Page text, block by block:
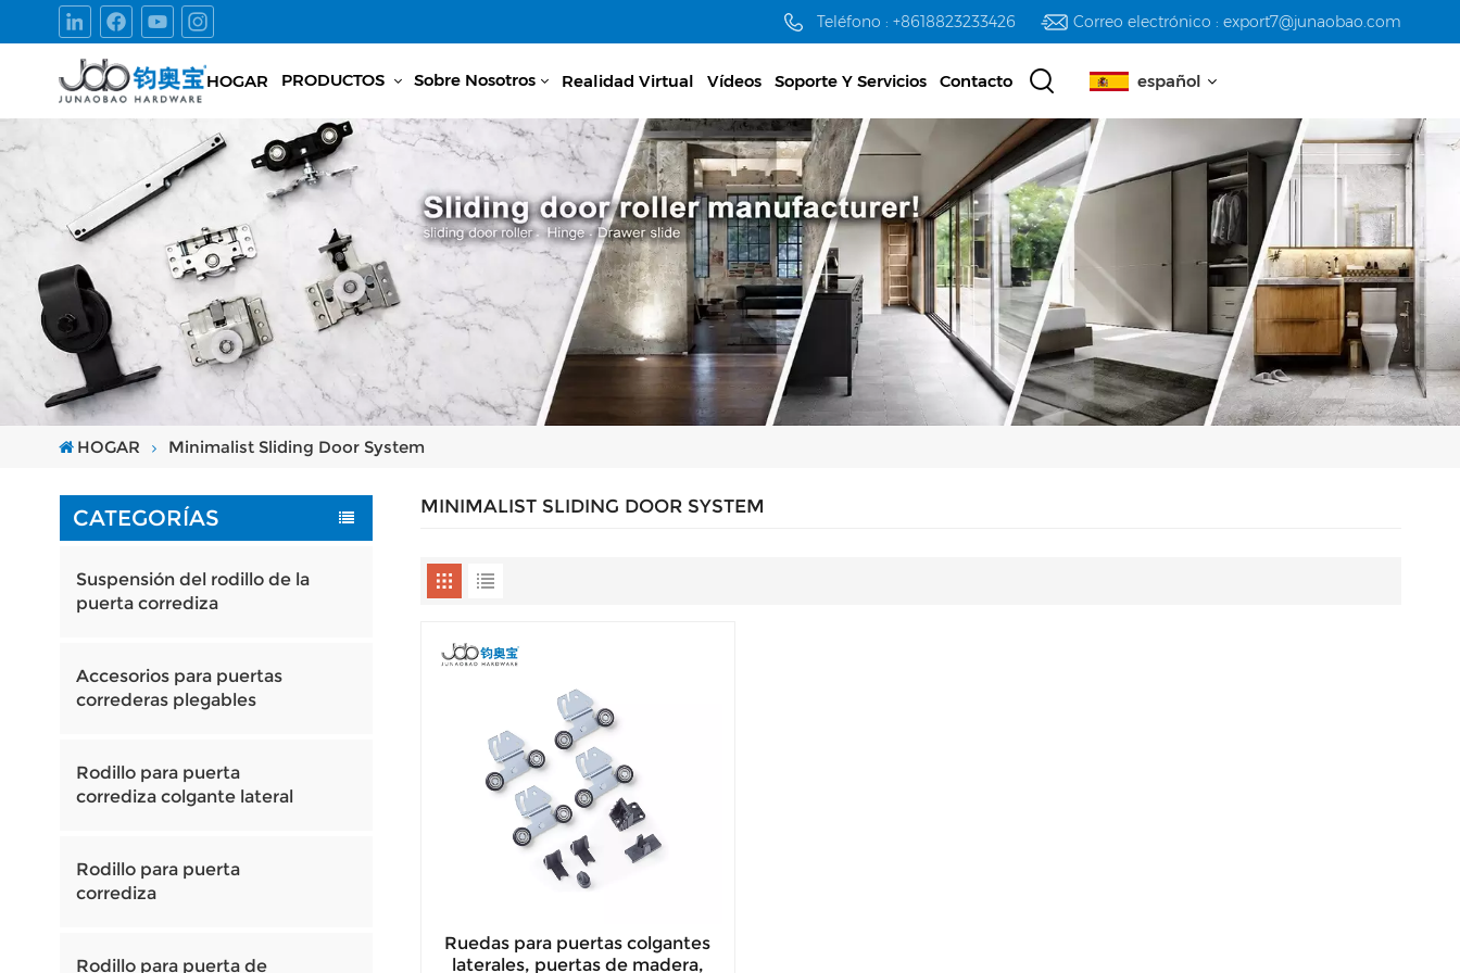
Teléfono : +8618823233426 Correo electrónico : export7@junaobao.com
HOGAR PRODUCTOS Sobre Nosotros Realidad Virtual Vídeos Soporte Y Servicios Contacto español
English
español
العربية
HOGAR Minimalist Sliding Door System
CATEGORÍAS
Suspensión del rodillo de la
puerta corrediza
Accesorios para puertas
correderas plegables
Rodillo para puerta
corrediza colgante lateral
Rodillo para puerta
corrediza
Rodillo para puerta de
MINIMALIST SLIDING DOOR SYSTEM
Ruedas para puertas colgantes
laterales, puertas de madera,